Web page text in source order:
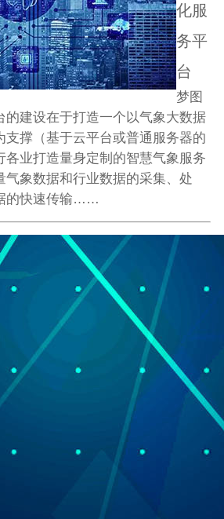
化服
务平
台
梦图
的建设在于打造一个以气象大数据
支撑（基于云平台或普通服务器的
各业打造量身定制的智慧气象服务
气象数据和行业数据的采集、处
的快速传输……